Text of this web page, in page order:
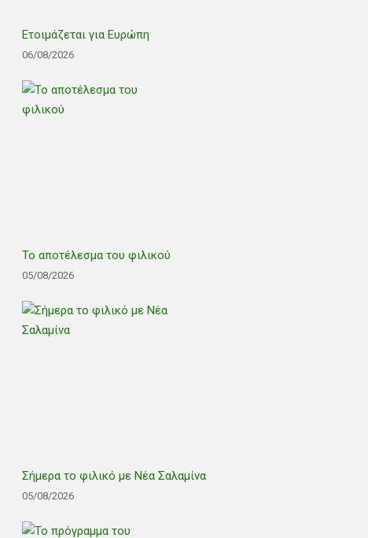
Ετοιμάζεται για Ευρώπη
06/08/2026
Το αποτέλεσμα του φιλικού
05/08/2026
Σήμερα το φιλικό με Νέα Σαλαμίνα
05/08/2026